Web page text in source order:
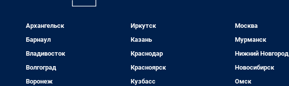
Архангельск
Барнаул
Владивосток
Волгоград
Воронеж
Иркутск
Казань
Краснодар
Красноярск
Кузбасс
Москва
Мурманск
Нижний Новгород
Новосибирск
Омск